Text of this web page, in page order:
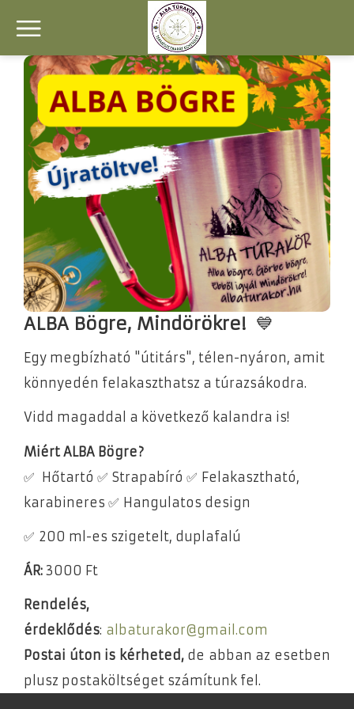
ALBA Bögre, Mindörökre! 💙
Egy megbízható "útitárs", télen-nyáron, amit
könnyedén felakaszthatsz a túrazsákodra.
Vidd magaddal a következő kalandra is!
Miért ALBA Bögre?
✅ Hőtartó ✅ Strapabíró ✅ Felakasztható,
karabineres ✅ Hangulatos design
✅ 200 ml-es szigetelt, duplafalú
ÁR: 3000 Ft
Rendelés,
érdeklődés: albaturakor@gmail.com
Postai úton is kérheted,de abban az esetben
plusz postaköltséget számítunk fel.